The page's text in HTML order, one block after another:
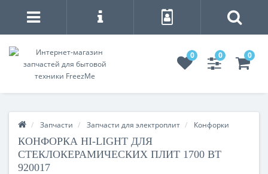
0 0 0
Запчасти Запчасти для электроплит Конфорки
КОНФОРКА HI-LIGHT ДЛЯ
СТЕКЛОКЕРАМИЧЕСКИХ ПЛИТ 1700 ВТ
920017